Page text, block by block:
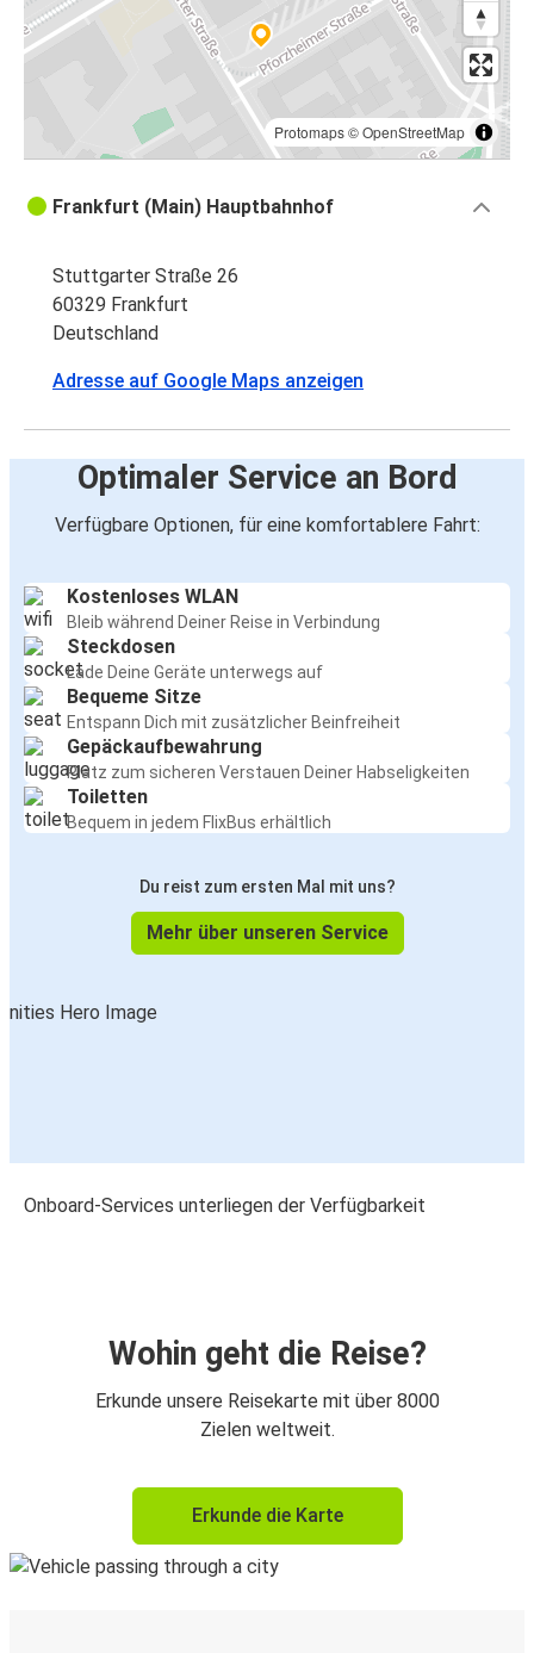
Protomaps©OpenStreetMap
Frankfurt (Main) Hauptbahnhof
Stuttgarter Straße 26
60329 Frankfurt
Deutschland
Adresse auf Google Maps anzeigen
Optimaler Service an Bord
Verfügbare Optionen, für eine komfortablere Fahrt:
Kostenloses WLAN
Bleib während Deiner Reise in Verbindung
Steckdosen
Lade Deine Geräte unterwegs auf
Bequeme Sitze
Entspann Dich mit zusätzlicher Beinfreiheit
Gepäckaufbewahrung
Platz zum sicheren Verstauen Deiner Habseligkeiten
Toiletten
Bequem in jedem FlixBus erhältlich
Du reist zum ersten Mal mit uns?
Mehr über unseren Service
Onboard-Services unterliegen der Verfügbarkeit
Wohin geht die Reise?
Erkunde unsere Reisekarte mit über 8000
Zielen weltweit.
Erkunde die Karte